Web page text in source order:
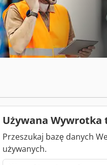
Używana
Przeszukaj bazę danych
używanych.